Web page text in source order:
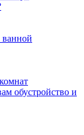
ванной
обустройство и